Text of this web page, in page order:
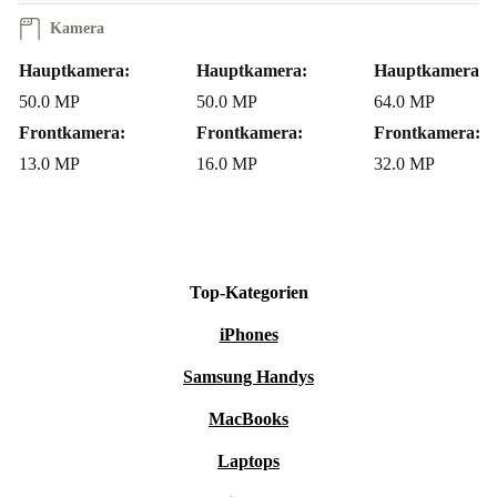
WIE SICHER IST MEIN KAUF BEI
Du bekommst mindestens 12 Monate Garantie und
profitierst von 30 Tagen kostenlosem Rückgaberecht. So
gehst du beim Umstieg auf nachhaltige Technik auf
Erlebe smarte Technik, die im Alltag überzeugt und
dabei Gutes tut. Sichere dir das refurbished Moto G31
Kamera
Hauptkamera:
50.0 MP
Frontkamera:
13.0 MP
Hauptkamera:
50.0 MP
Frontkamera:
16.0 MP
Hauptkamera:
64.0 MP
Frontkamera:
32.0 MP
Top-Kategorien
iPhones
Samsung Handys
MacBooks
Laptops